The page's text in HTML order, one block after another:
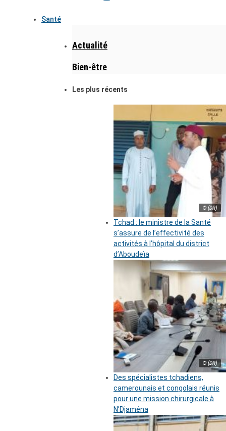
Santé
Actualité
Bien-être
Les plus récents
© (DR)
Tchad : le ministre de la Santé
s’assure de l’effectivité des
activités à l’hôpital du district
d’Aboudeïa
© (DR)
Des spécialistes tchadiens,
camerounais et congolais réunis
pour une mission chirurgicale à
N’Djaména